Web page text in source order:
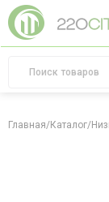
Главная/Каталог/